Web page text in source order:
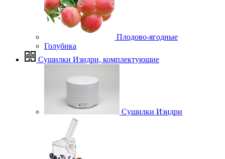
Плодово-ягодные
Голубика
Сушилки Изидри, комплектующие
Сушилки Изидри